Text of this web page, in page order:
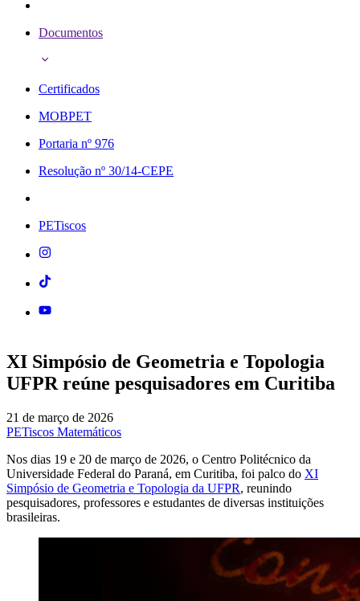
Documentos
Certificados
MOBPET
Portaria nº 976
Resolução nº 30/14-CEPE
PETiscos
XI Simpósio de Geometria e Topologia
UFPR reúne pesquisadores em Curitiba
21 de março de 2026
PETiscos Matemáticos
Nos dias 19 e 20 de março de 2026, o Centro Politécnico da
Universidade Federal do Paraná, em Curitiba, foi palco do XI
Simpósio de Geometria e Topologia da UFPR, reunindo
pesquisadores, professores e estudantes de diversas instituições
brasileiras.